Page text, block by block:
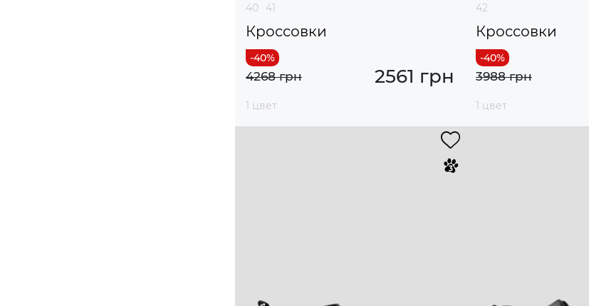
40 41
Кроссовки
2561 грн
4268 грн
1 цвет
42
Кроссовки
3988 грн
1 цвет